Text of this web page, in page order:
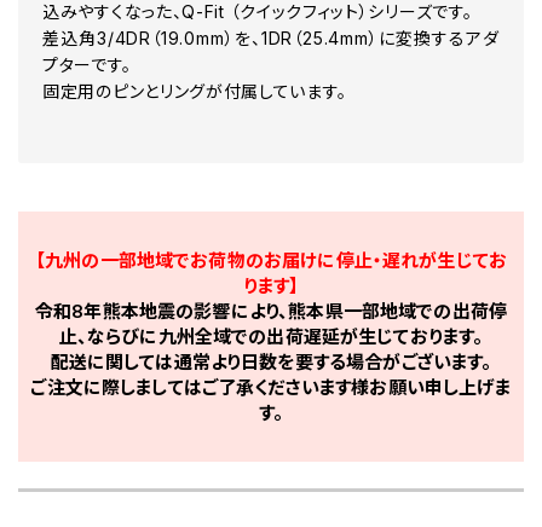
込みやすくなった、Q-Fit （クイックフィット）シリーズです。
差込角3/4DR（19.0mm）を、1DR（25.4mm）に変換するアダ
プターです。
固定用のピンとリングが付属しています。
【九州の一部地域でお荷物のお届けに停止・遅れが生じてお
ります】
令和8年熊本地震の影響により、熊本県一部地域での出荷停
止、ならびに九州全域での出荷遅延が生じております。
配送に関しては通常より日数を要する場合がございます。
ご注文に際しましてはご了承くださいます様お願い申し上げま
す。